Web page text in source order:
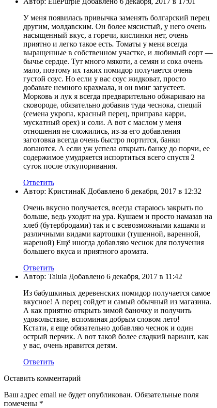
У меня появилась привычка заменять болгарский перец
другим, молдавским. Он более мясистый, у него очень
насыщенный вкус, а горечи, кислинки нет, очень
приятно и легко такое есть. Томаты у меня всегда
выращенные в собственном участке, и любимый сорт —
бычье сердце. Тут много мякоти, а семян и сока очень
мало, поэтому их таких помидор получается очень
густой соус. Но если у вас соус жидковат, просто
добавьте немного крахмала, и он вмиг загустеет.
Морковь и лук я всегда предварительно обжариваю на
сковороде, обязательно добавив туда чеснока, специй
(семена укропа, красный перец, приправа карри,
мускатный орех) и соли. А вот с маслом у меня
отношения не сложились, из-за его добавления
заготовка всегда очень быстро портится, банки
лопаются. А если уж успела открыть банку до порчи, ее
содержимое умудряется испортиться всего спустя 2
суток после откупоривания.
Ответить
Автор: КристинаК Добавлено 6 декабря, 2017 в 12:32
Очень вкусно получается, всегда стараюсь закрыть по
больше, ведь уходит на ура. Кушаем и просто намазав на
хлеб (бутербродами) так и с всевозможными кашами и
различными видами картошки (тушенной, варенной,
жареной) Ещё иногда добавляю чеснок для получения
большего вкуса и приятного аромата.
Ответить
Автор: Talula Добавлено 6 декабря, 2017 в 11:42
Из бабушкиных деревенских помидор получается самое
вкусное! А перец сойдет и самый обычный из магазина.
А как приятно открыть зимой баночку и получить
удовольствие, вспоминая добрым словом лето!
Кстати, я еще обязательно добавляю чеснок и один
острый перчик. А вот такой более сладкий вариант, как
у вас, очень нравится детям.
Ответить
Оставить комментарий
Ваш адрес email не будет опубликован. Обязательные поля
помечены *